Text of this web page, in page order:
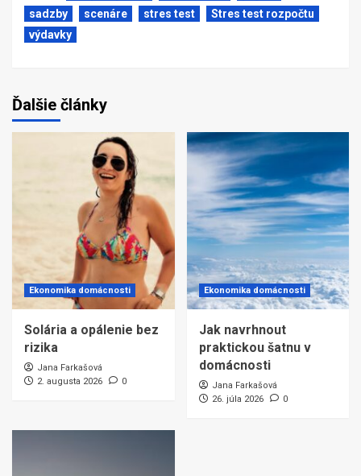
sadzby
scenáre stres test
Stres test rozpočtu
výdavky
Ďalšie články
Ekonomika domácnosti
Solária a opálenie bez
rizika
Jana Farkašová
2. augusta 2026
0
Ekonomika domácnosti
Jak navrhnout
praktickou šatnu v
domácnosti
Jana Farkašová
26. júla 2026
0